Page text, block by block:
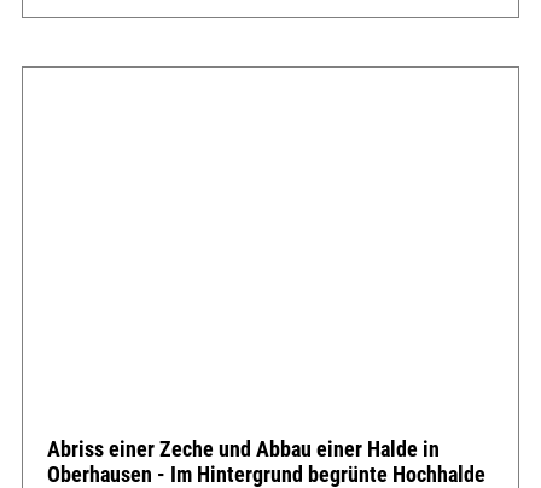
Abriss einer Zeche und Abbau einer Halde in
Oberhausen - Im Hintergrund begrünte Hochhalde